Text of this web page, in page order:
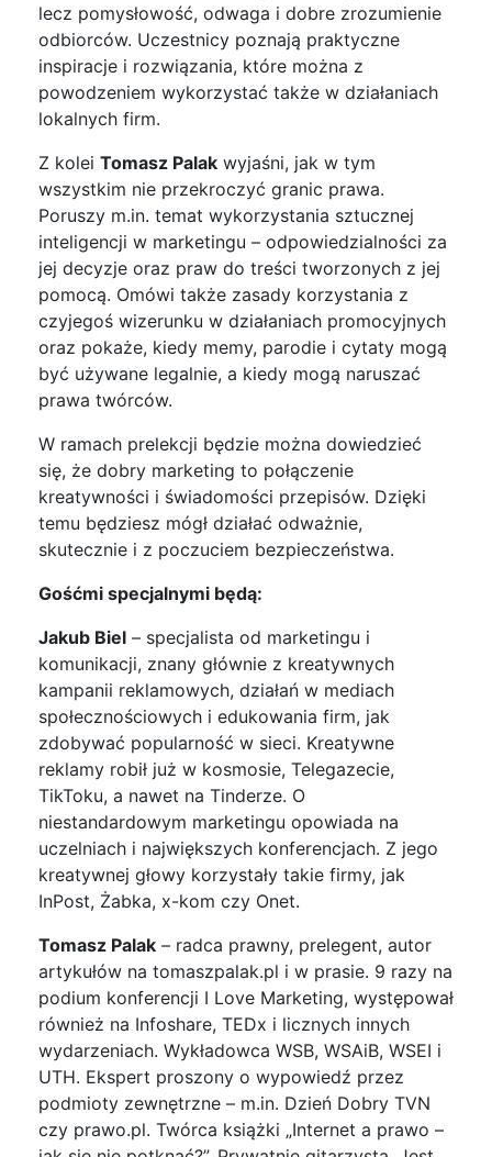
lecz pomysłowość, odwaga i dobre zrozumienie
odbiorców. Uczestnicy poznają praktyczne
inspiracje i rozwiązania, które można z
powodzeniem wykorzystać także w działaniach
lokalnych firm.
Z kolei Tomasz Palak wyjaśni, jak w tym
wszystkim nie przekroczyć granic prawa.
Poruszy m.in. temat wykorzystania sztucznej
inteligencji w marketingu – odpowiedzialności za
jej decyzje oraz praw do treści tworzonych z jej
pomocą. Omówi także zasady korzystania z
czyjegoś wizerunku w działaniach promocyjnych
oraz pokaże, kiedy memy, parodie i cytaty mogą
być używane legalnie, a kiedy mogą naruszać
prawa twórców.
W ramach prelekcji będzie można dowiedzieć
się, że dobry marketing to połączenie
kreatywności i świadomości przepisów. Dzięki
temu będziesz mógł działać odważnie,
skutecznie i z poczuciem bezpieczeństwa.
Gośćmi specjalnymi będą:
Jakub Biel – specjalista od marketingu i
komunikacji, znany głównie z kreatywnych
kampanii reklamowych, działań w mediach
społecznościowych i edukowania firm, jak
zdobywać popularność w sieci. Kreatywne
reklamy robił już w kosmosie, Telegazecie,
TikToku, a nawet na Tinderze. O
niestandardowym marketingu opowiada na
uczelniach i największych konferencjach. Z jego
kreatywnej głowy korzystały takie firmy, jak
InPost, Żabka, x-kom czy Onet.
Tomasz Palak – radca prawny, prelegent, autor
artykułów na tomaszpalak.pl i w prasie. 9 razy na
podium konferencji I Love Marketing, występował
również na Infoshare, TEDx i licznych innych
wydarzeniach. Wykładowca WSB, WSAiB, WSEI i
UTH. Ekspert proszony o wypowiedź przez
podmioty zewnętrzne – m.in. Dzień Dobry TVN
czy prawo.pl. Twórca książki „Internet a prawo –